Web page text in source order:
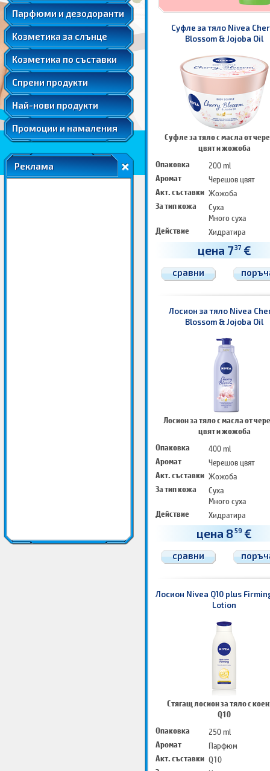
Парфюми и дезодоранти
Подаръчни комплекти парфюми
Козметика за слънце
Слънцезащитна козметика за коса
Соларна козметика
Козметика по съставки
Мента
Розова вода
Розово масло
Ший
Спрени продукти
Козметика за след слънце
Автобронзанти
Слънцезащитна козметика за лице
Слънцезащитна козметика за коса
Соларна козметика
Най-нови продукти
Промоции и намаления
Реклама
Суфле за тяло Nivea
Blossom & Jojoba Oil
Суфле за тяло с масла от
цвят и жожоба
Опаковка
200 ml
Аромат
Черешов цвят
Акт. съставки Жожоба
За тип кожа
Суха
Много суха
Действие
Хидратира
Подхранва
Омекотява
цена 737 €
сравни
Лосион за тяло Nivea
Blossom & Jojoba Oil
Лосион за тяло с масла от
цвят и жожоба
Опаковка
400 ml
Аромат
Черешов цвят
Акт. съставки Жожоба
За тип кожа
Суха
Много суха
Действие
Хидратира
Подхранва
Омекотява
цена 8 59 €
сравни
Лосион Nivea Q10 plus
Lotion
Стягащ лосион за тяло с
Q10
Опаковка
250 ml
Аромат
Парфюм
Акт. съставки Q10